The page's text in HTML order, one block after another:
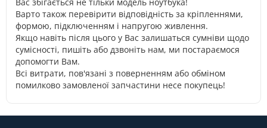
Варто також перевірити відповідність за кріпленнями,
формою, підключенням і напругою живлення.
Якщо навіть після цього у Вас залишаться сумніви щодо
сумісності, пишіть або дзвоніть нам, ми постараємося
допомогти Вам.
Всі витрати, пов'язані з поверненням або обміном
помилково замовленої запчастини несе покупець!